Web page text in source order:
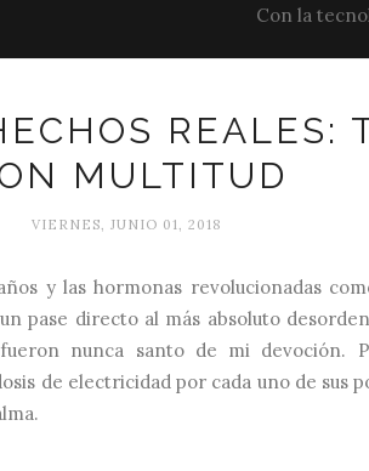
Con la
REALES:
MULTITUD
VIERNES, JUNIO 01, 2018
y las hormonas revolucionadas
pase directo al más absoluto
nunca santo de mi devoción.
de electricidad por cada uno de sus